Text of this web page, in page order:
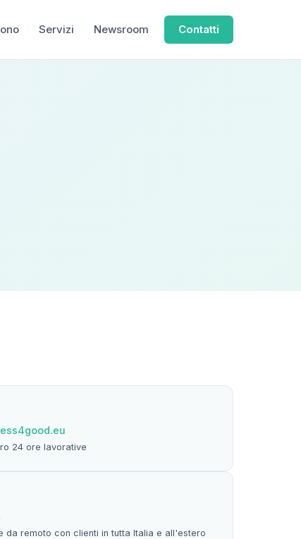
Servizi Newsroom Contatti
24 ore lavorative
da remoto con clienti in tutta Italia e all'estero